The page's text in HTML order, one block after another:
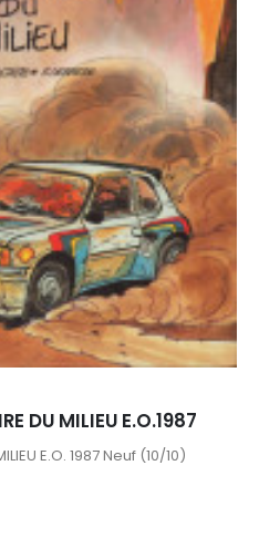
DU MILIEU E.O.1987
E.O. 1987 Neuf (10/10)